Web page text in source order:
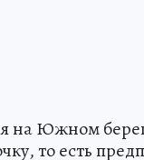
на Южном
то есть